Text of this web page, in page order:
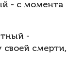
- с момента
-
смерти,